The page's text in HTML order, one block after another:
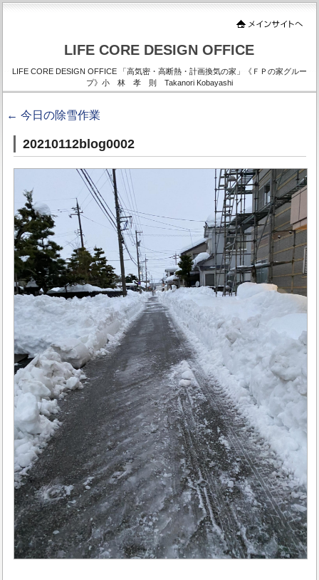
LIFE CORE DESIGN OFFICE
LIFE CORE DESIGN OFFICE 「高気密・高断熱・計画換気の家」《ＦＰの家グルー
プ》小 林 孝 則 Takanori Kobayashi
← 今日の除雪作業
20210112blog0002